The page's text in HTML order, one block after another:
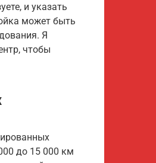
и указать
может быть
Я
чтобы
до 15 000 км